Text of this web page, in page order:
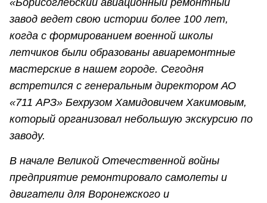
«Борисоглебский авиационный ремонтный
завод ведет свою истории более 100 лет,
когда с формированием военной школы
летчиков были образованы авиаремонтные
мастерские в нашем городе. Сегодня
встретился с генеральным директором АО
«711 АРЗ» Бехрузом Хамидовичем Хакимовым,
который организовал небольшую экскурсию по
заводу.
В начале Великой Отечественной войны
предприятие ремонтировало самолеты и
двигатели для Воронежского и